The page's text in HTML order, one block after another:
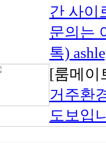
간 사이
문의는
톡)
[룸메
거주환
도보입